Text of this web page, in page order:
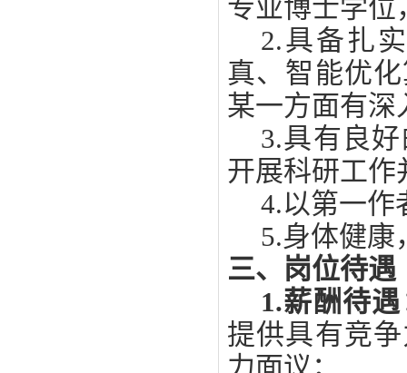
专业博士学位
2.具备扎
真、智能优
某一方面有深
3.具有良
开展科研工作
4.以第一作
5.身体健康
三、岗位待遇
1.薪酬待
提供具有竞